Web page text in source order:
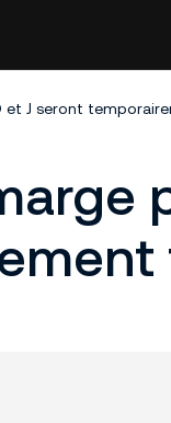
et J seront